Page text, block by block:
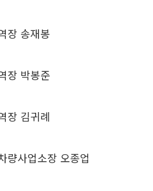
장 송재봉
장 박봉준
장 김귀례
량사업소장 오종업